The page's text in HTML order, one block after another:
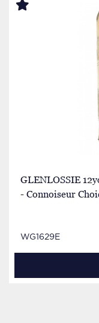
GLENLOSSIE
- Connoiseur
WG1629E